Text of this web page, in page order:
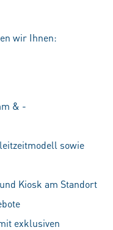
wir Ihnen:
& -
sowie
Kiosk am Standort
exklusiven